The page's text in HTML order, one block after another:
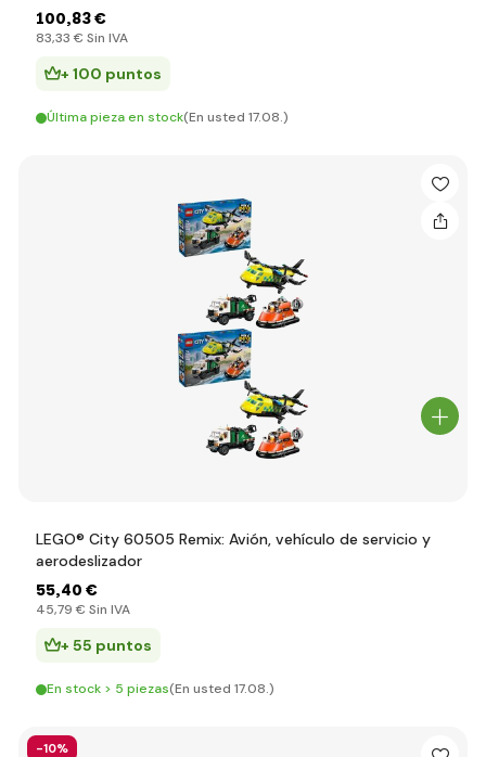
100,83 €
83,33 € Sin IVA
+ 100 puntos
Última pieza en stock(En usted 17.08.)
LEGO® City 60505 Remix: Avión, vehículo de servicio y
aerodeslizador
55,40 €
45,79 € Sin IVA
+ 55 puntos
En stock > 5 piezas(En usted 17.08.)
-10%